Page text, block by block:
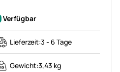
Verfügbar
Lieferzeit:3 - 6 Tage
Gewicht:3,43 kg